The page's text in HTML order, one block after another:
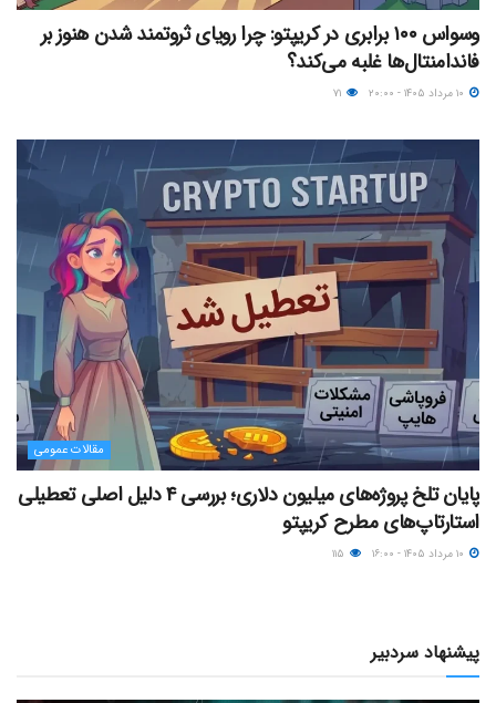
وسواس ۱۰۰ برابری در کریپتو: چرا رویای ثروتمند شدن هنوز بر
فاندامنتال‌ها غلبه می‌کند؟
مقالات عمومی
پایان تلخ پروژه‌های میلیون دلاری؛ بررسی ۴ دلیل اصلی تعطیلی
استارتاپ‌های مطرح کریپتو
پیشنهاد سردبیر